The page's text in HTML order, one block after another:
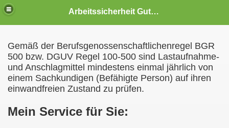
Arbeitssicherheit Gutowski
Gemäß der Berufsgenossenschaftlichenregel BGR
500 bzw. DGUV Regel 100-500 sind Lastaufnahme-
und Anschlagmittel mindestens einmal jährlich von
einem Sachkundigen (Befähigte Person) auf ihren
einwandfreien Zustand zu prüfen.
Mein Service für Sie: